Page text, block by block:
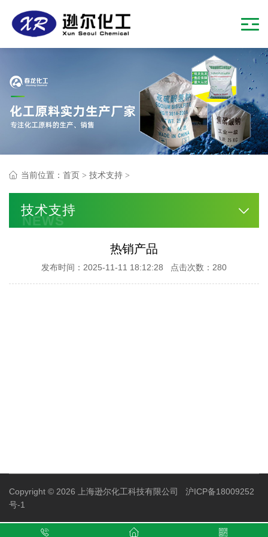
当前位置： 首页 > 技术支持 >
技术支持
NEWS
热销产品
发布时间：2025-11-11 18:12:28 点击次数：280
Copyright © 2026 上海逊尔化工科技有限公司 沪ICP备18009252
号-1